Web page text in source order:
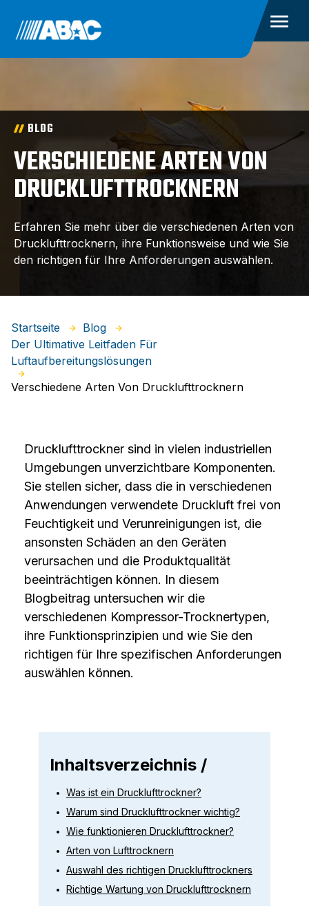
BLOG
VERSCHIEDENE ARTEN VON
DRUCKLUFTTROCKNERN
Erfahren Sie mehr über die verschiedenen Arten von
Drucklufttrocknern, ihre Funktionsweise und wie Sie
den richtigen für Ihre Anforderungen auswählen.
Startseite
Blog
Der Ultimative Leitfaden Für
Luftaufbereitungslösungen
Verschiedene Arten Von Drucklufttrocknern
Drucklufttrockner sind in vielen industriellen
Umgebungen unverzichtbare Komponenten.
Sie stellen sicher, dass die in verschiedenen
Anwendungen verwendete Druckluft frei von
Feuchtigkeit und Verunreinigungen ist, die
ansonsten Schäden an den Geräten
verursachen und die Produktqualität
beeinträchtigen können. In diesem
Blogbeitrag untersuchen wir die
verschiedenen Kompressor-Trocknertypen,
ihre Funktionsprinzipien und wie Sie den
richtigen für Ihre spezifischen Anforderungen
auswählen können.
Inhaltsverzeichnis /
Was ist ein Drucklufttrockner?
Warum sind Drucklufttrockner wichtig?
Wie funktionieren Drucklufttrockner?
Arten von Lufttrocknern
Auswahl des richtigen Drucklufttrockners
Richtige Wartung von Drucklufttrocknern